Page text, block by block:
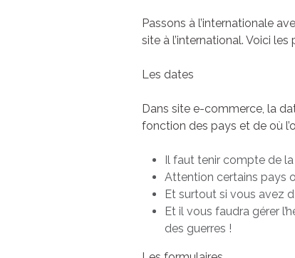
Passons à l’internationale
site à l’international. Voici les
Les dates
Dans site e-commerce, la
fonction des pays et de où
Il faut tenir compte de
Attention certains pays
Et surtout si vous avez
Et il vous faudra gérer
des guerres !